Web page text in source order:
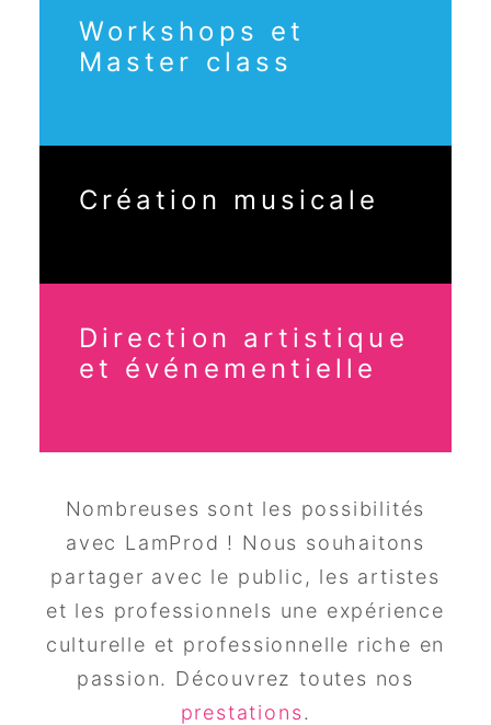
Workshops et
Master class
Création musicale
Direction artistique
et événementielle
Nombreuses sont les possibilités
avec LamProd ! Nous souhaitons
partager avec le public, les artistes
et les professionnels une expérience
culturelle et professionnelle riche en
passion. Découvrez toutes nos
prestations.